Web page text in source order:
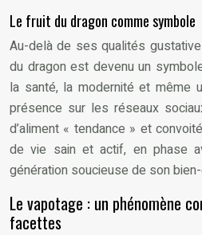
Le fruit du dragon comme symbole
Au-delà de ses qualités
du dragon est devenu un
la santé, la modernité et même
présence sur les réseaux
d’aliment « tendance » et
de vie sain et actif, en phase
génération soucieuse de son
Le vapotage : un phénomène
facettes